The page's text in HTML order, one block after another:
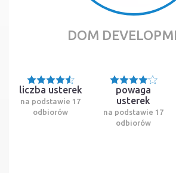
DOM
liczba usterek
na podstawie 17
odbiorów
powaga
usterek
na podstawie 17
odbiorów